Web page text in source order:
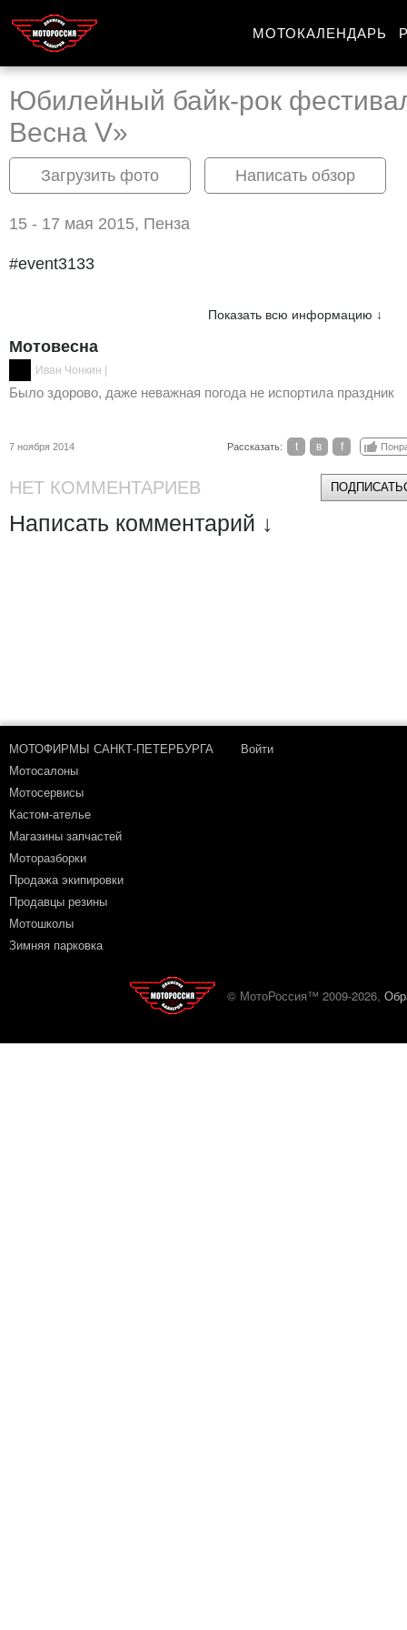
МОТОКАЛЕНДАРЬ
Юбилейный байк-рок
Весна V»
Загрузить фото Написать обзор
15 - 17 мая 2015, Пенза
#event3133
Показать всю информацию ↓
Мотовесна
Иван Чонкин
Было здорово, даже неважная погода не испортила праздник
7 ноября 2014 Рассказать: t в f
НЕТ КОММЕНТАРИЕВ
Написать комментарий ↓
МОТОФИРМЫ САНКТ-ПЕТЕРБУРГА
Мотосалоны
Мотосервисы
Кастом-ателье
Магазины запчастей
Моторазборки
Продажа экипировки
Продавцы резины
Мотошколы
Зимняя парковка
Войти
© МотоРоссия™ 2009-2026,